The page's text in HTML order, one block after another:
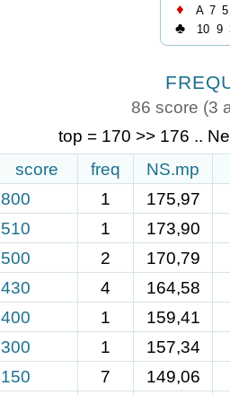
♦ A 7 5
♣ 10 9
86 score (3
top = 170 >> 176 ..
score
freq
NS.mp
800
1
175,97
510
1
173,90
500
2
170,79
430
4
164,58
400
1
159,41
300
1
157,34
150
7
149,06